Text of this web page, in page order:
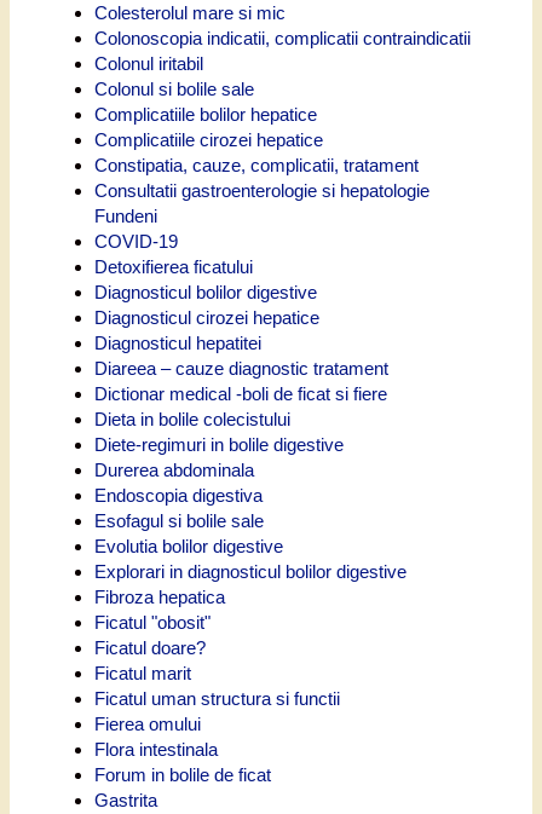
Colesterolul mare si mic
Colonoscopia indicatii, complicatii contraindicatii
Colonul iritabil
Colonul si bolile sale
Complicatiile bolilor hepatice
Complicatiile cirozei hepatice
Constipatia, cauze, complicatii, tratament
Consultatii gastroenterologie si hepatologie
Fundeni
COVID-19
Detoxifierea ficatului
Diagnosticul bolilor digestive
Diagnosticul cirozei hepatice
Diagnosticul hepatitei
Diareea – cauze diagnostic tratament
Dictionar medical -boli de ficat si fiere
Dieta in bolile colecistului
Diete-regimuri in bolile digestive
Durerea abdominala
Endoscopia digestiva
Esofagul si bolile sale
Evolutia bolilor digestive
Explorari in diagnosticul bolilor digestive
Fibroza hepatica
Ficatul "obosit"
Ficatul doare?
Ficatul marit
Ficatul uman structura si functii
Fierea omului
Flora intestinala
Forum in bolile de ficat
Gastrita